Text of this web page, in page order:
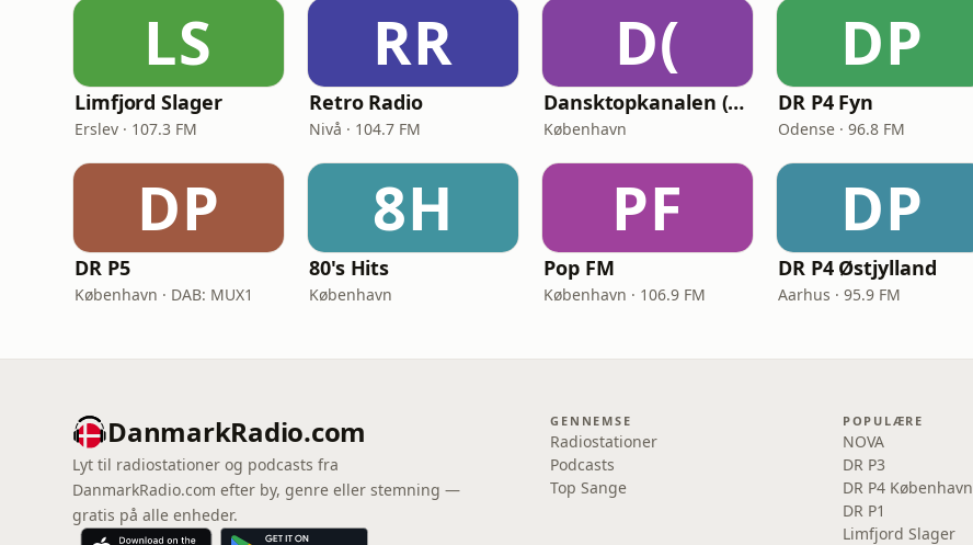
LS
Limfjord Slager
Erslev · 107.3 FM
RR
Retro Radio
Nivå · 104.7 FM
D(
Dansktopkanalen (DK4 Dansktop)
København
DP
DR P4 Fyn
Odense · 96.8 FM
DP
DR P5
København · DAB: MUX1
8H
80's Hits
København
PF
Pop FM
København · 106.9 FM
DP
DR P4 Østjylland
Aarhus · 95.9 FM
DanmarkRadio.com
Lyt til radiostationer og podcasts fra
DanmarkRadio.com efter by, genre eller stemning —
gratis på alle enheder.
GENNEMSE
Radiostationer
Podcasts
Top Sange
POPULÆRE
NOVA
DR P3
DR P4 København
DR P1
Limfjord Slager